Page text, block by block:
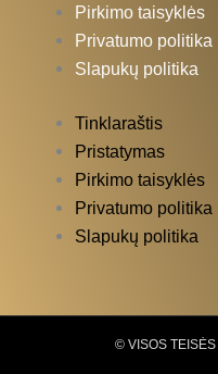
Pirkimo taisyklės
Privatumo politika
Slapukų politika
Tinklaraštis
Pristatymas
Pirkimo taisyklės
Privatumo politika
Slapukų politika
© VISOS